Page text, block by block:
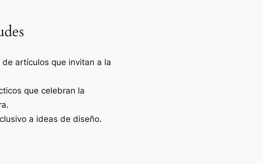
de artículos que invitan a la
que celebran la
a ideas de diseño.